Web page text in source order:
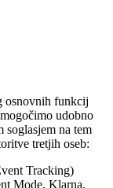
osnovnih funkcij
udobno
soglasjem na tem
tretjih oseb:
Tracking)
Mode, Klarna,